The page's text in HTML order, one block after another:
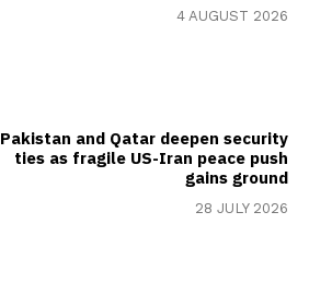
4 AUGUST 2026
Pakistan and Qatar deepen security
ties as fragile US-Iran peace push
gains ground
28 JULY 2026